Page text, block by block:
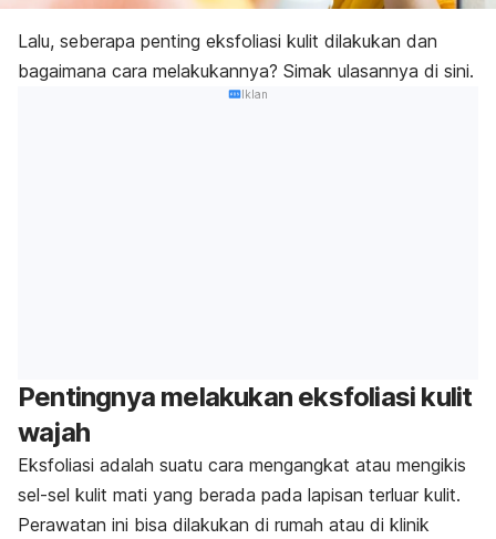
Lalu, seberapa penting eksfoliasi kulit dilakukan dan
bagaimana cara melakukannya? Simak ulasannya di sini.
Iklan
Pentingnya melakukan eksfoliasi kulit
wajah
Eksfoliasi adalah suatu cara mengangkat atau mengikis
sel-sel kulit mati yang berada pada lapisan terluar kulit.
Perawatan ini bisa dilakukan di rumah atau di klinik